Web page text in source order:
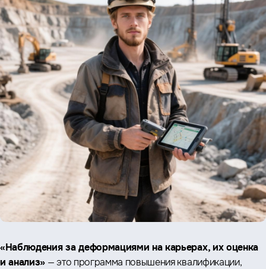
«Наблюдения за деформациями на карьерах, их оценка
и анализ» — это программа повышения квалификации,